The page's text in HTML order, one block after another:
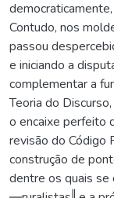
Contudo, nos
passou
e iniciando a
complementar a
Teoria do
o encaixe perfeito
revisão do Código
construção de
dentre os quais